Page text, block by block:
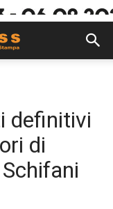
definitivi
di